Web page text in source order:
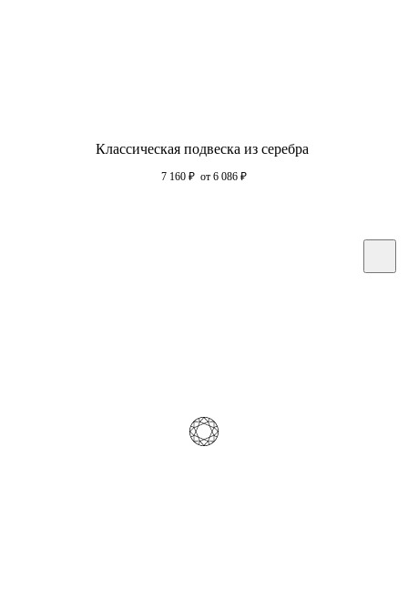
Классическая подвеска из серебра
7 160 ₽ от 6 086 ₽